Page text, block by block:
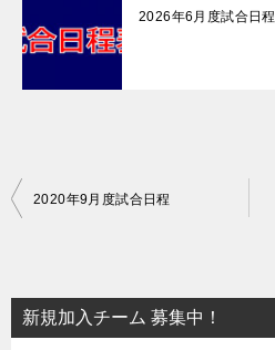
2026年6月度試合日程
投
ビ
ゲ
2020年9月度試合日程
新規加入チーム 募集中！